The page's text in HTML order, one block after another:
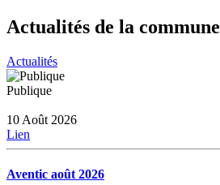
Actualités de la commune
Actualités
Publique
10 Août 2026
Lien
Aventic août 2026